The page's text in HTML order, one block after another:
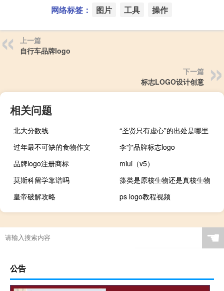
网络标签： 图片 工具 操作
上一篇
自行车品牌logo
下一篇
标志LOGO设计创意
相关问题
北大分数线
“圣贤只有虚心”的出处是哪里
过年最不可缺的食物作文
李宁品牌标志logo
品牌logo注册商标
miui（v5）
莫斯科留学靠谱吗
藻类是原核生物还是真核生物
皇帝破解攻略
ps logo教程视频
☚
公告